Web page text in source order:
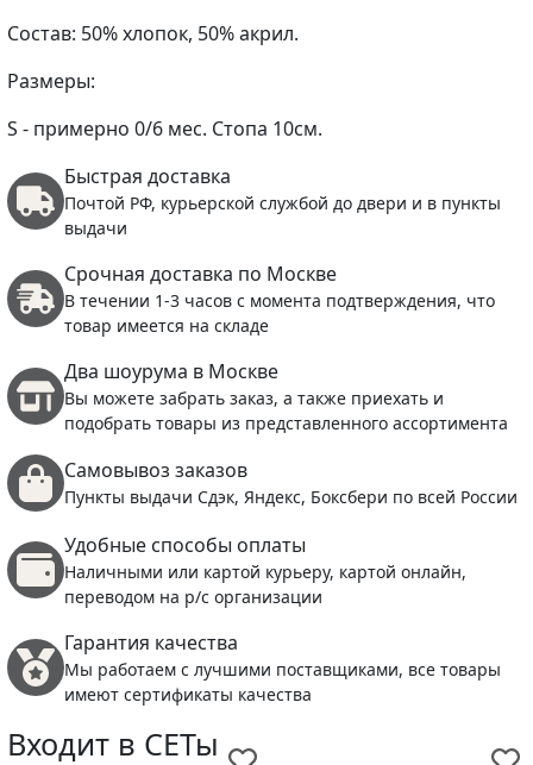
Состав: 50% хлопок, 50% акрил.
Размеры:
S - примерно 0/6 мес. Стопа 10см.
Быстрая доставка
Почтой РФ, курьерской службой до двери и в пункты
выдачи
Срочная доставка по Москве
В течении 1-3 часов с момента подтверждения, что
товар имеется на складе
Два шоурума в Москве
Вы можете забрать заказ, а также приехать и
подобрать товары из представленного ассортимента
Самовывоз заказов
Пункты выдачи Сдэк, Яндекс, Боксбери по всей России
Удобные способы оплаты
Наличными или картой курьеру, картой онлайн,
переводом на р/с организации
Гарантия качества
Мы работаем с лучшими поставщиками, все товары
имеют сертификаты качества
Входит в СЕТы